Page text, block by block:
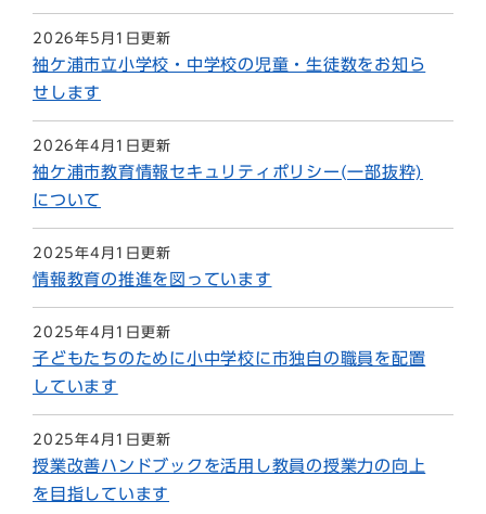
2026年5月1日更新
袖ケ浦市立小学校・中学校の児童・生徒数をお知ら
せします
2026年4月1日更新
袖ケ浦市教育情報セキュリティポリシー(一部抜粋)
について
2025年4月1日更新
情報教育の推進を図っています
2025年4月1日更新
子どもたちのために小中学校に市独自の職員を配置
しています
2025年4月1日更新
授業改善ハンドブックを活用し教員の授業力の向上
を目指しています